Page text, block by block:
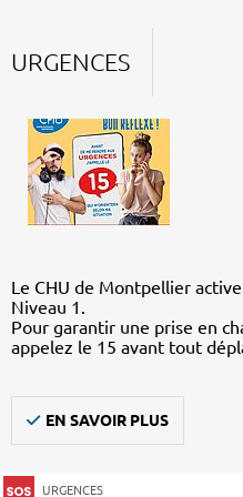
URGENCES
Le CHU de Montpellier
Niveau 1.
Pour garantir une prise en
appelez le 15 avant tout
EN SAVOIR PLUS
URGENCES